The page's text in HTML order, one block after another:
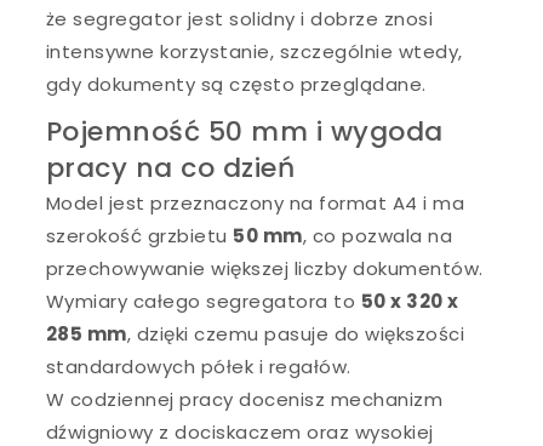
że segregator jest solidny i dobrze znosi
intensywne korzystanie, szczególnie wtedy,
gdy dokumenty są często przeglądane.
Pojemność 50 mm i wygoda
pracy na co dzień
Model jest przeznaczony na format A4 i ma
szerokość grzbietu 50 mm, co pozwala na
przechowywanie większej liczby dokumentów.
Wymiary całego segregatora to 50 x 320 x
285 mm, dzięki czemu pasuje do większości
standardowych półek i regałów.
W codziennej pracy docenisz mechanizm
dźwigniowy z dociskaczem oraz wysokiej